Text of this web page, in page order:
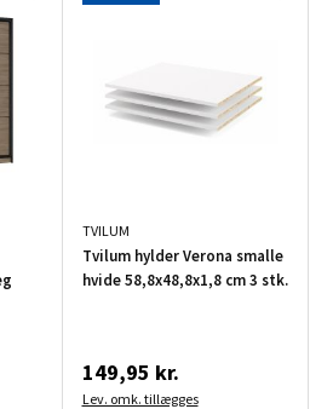
TVILUM
Tvilum hylder Verona smalle
hvide 58,8x48,8x1,8 cm 3 stk.
149,95 kr.
Lev. omk. tillægges